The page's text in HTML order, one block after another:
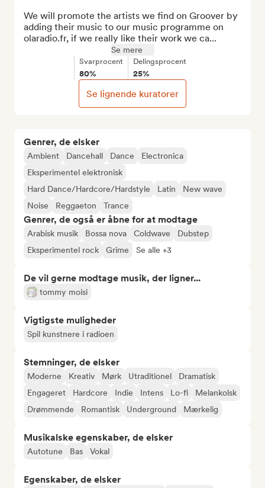
Genrer, de elsker
Ambient Dancehall Dance
Electronica
Eksperimentel elektronisk
Hard Dance/Hardcore/Hardstyle
Latin
New wave
Noise
Reggaeton Trance
Genrer, de også er åbne for at modtage
Arabisk musik Bossa nova Coldwave
Dubstep
Eksperimentel rock
Grime Se alle +3
De vil gerne modtage musik, der ligner...
tommy moisi
Vigtigste muligheder
Spil kunstnere i radioen
Stemninger, de elsker
Moderne Kreativ Mørk Utraditionel
Dramatisk
Engageret
Hardcore Indie Intens Lo-fi
Melankolsk
Drømmende
Romantisk Underground Mærkelig
Musikalske egenskaber, de elsker
Autotune Bas Vokal
Egenskaber, de elsker
We will promote the artists we find on Groover by
adding their music to our music programme on
olaradio.fr, if we really like their work we ca...
Se mere
Svarprocent
80%
Delingsprocent
25%
Se lignende kuratorer